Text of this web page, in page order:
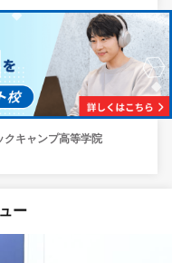
クキャンプ高等学院
ー